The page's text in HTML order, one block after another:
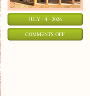
JULY - 4 - 2026
COMMENTS OFFON